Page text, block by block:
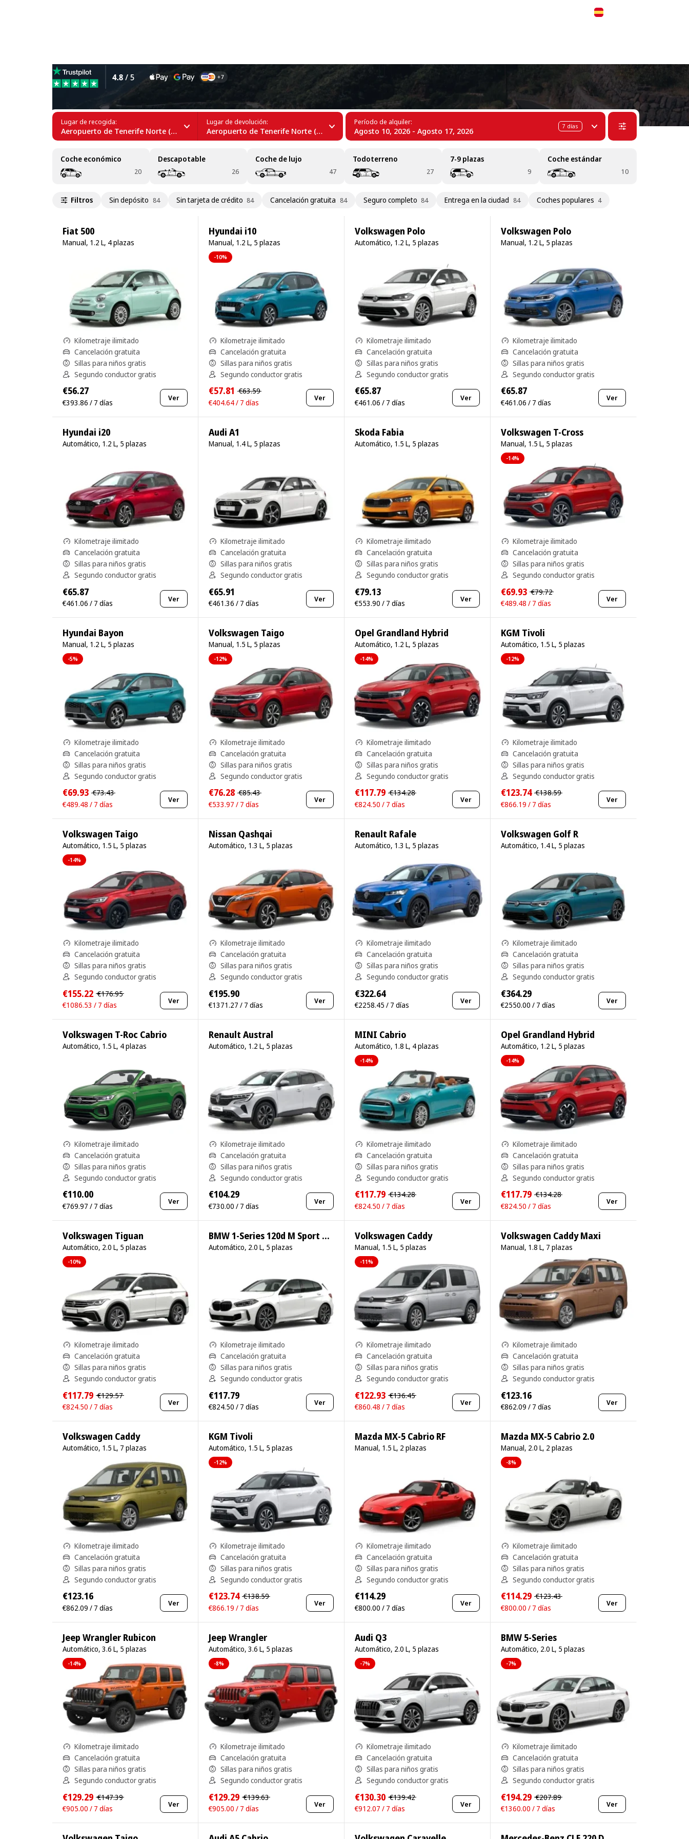
Lugar de recogida:
Aeropuerto de Tenerife Norte (TFN)
Lugar de devolución:
Aeropuerto de Tenerife Norte (TFN)
Período de alquiler:
Agosto 10, 2026 - Agosto 17, 2026 7 días
Coche económico
20
Descapotable
26
Coche de lujo
47
Todoterreno
27
7-9 plazas
9
Coche estándar
10
Filtros Sin depósito 84 Sin tarjeta de crédito 84 Cancelación gratuita 84 Seguro completo 84 Entrega en la ciudad 84 Coches populares 4
Fiat 500
Manual, 1.2 L, 4 plazas
Kilometraje ilimitado
Cancelación gratuita
Sillas para niños gratis
Segundo conductor gratis
€56.27
€393.86 / 7 días Ver
Hyundai i10
Manual, 1.2 L, 5 plazas
-10%
Kilometraje ilimitado
Cancelación gratuita
Sillas para niños gratis
Segundo conductor gratis
€57.81 €63.59
€404.64 / 7 días
Ver
Volkswagen Polo
Automático, 1.2 L, 5 plazas
Kilometraje ilimitado
Cancelación gratuita
Sillas para niños gratis
Segundo conductor gratis
€65.87
€461.06 / 7 días Ver
Volkswagen Polo
Manual, 1.2 L, 5 plazas
Kilometraje ilimitado
Cancelación gratuita
Sillas para niños gratis
Segundo conductor gratis
€65.87
€461.06 / 7 días Ver
Hyundai i20
Automático, 1.2 L, 5 plazas
Kilometraje ilimitado
Cancelación gratuita
Sillas para niños gratis
Segundo conductor gratis
€65.87
€461.06 / 7 días Ver
Audi A1
Manual, 1.4 L, 5 plazas
Kilometraje ilimitado
Cancelación gratuita
Sillas para niños gratis
Segundo conductor gratis
€65.91
€461.36 / 7 días Ver
Skoda Fabia
Automático, 1.5 L, 5 plazas
Kilometraje ilimitado
Cancelación gratuita
Sillas para niños gratis
Segundo conductor gratis
€79.13
€553.90 / 7 días Ver
Volkswagen T-Cross
Manual, 1.5 L, 5 plazas
-14%
Kilometraje ilimitado
Cancelación gratuita
Sillas para niños gratis
Segundo conductor gratis
€69.93 €79.72
€489.48 / 7 días
Ver
Hyundai Bayon
Manual, 1.2 L, 5 plazas
-5%
Kilometraje ilimitado
Cancelación gratuita
Sillas para niños gratis
Segundo conductor gratis
€69.93 €73.43
€489.48 / 7 días
Ver
Volkswagen Taigo
Manual, 1.5 L, 5 plazas
-12%
Kilometraje ilimitado
Cancelación gratuita
Sillas para niños gratis
Segundo conductor gratis
€76.28 €85.43
€533.97 / 7 días
Ver
Opel Grandland Hybrid
Automático, 1.2 L, 5 plazas
-14%
Kilometraje ilimitado
Cancelación gratuita
Sillas para niños gratis
Segundo conductor gratis
€117.79 €134.28
€824.50 / 7 días
Ver
KGM Tivoli
Automático, 1.5 L, 5 plazas
-12%
Kilometraje ilimitado
Cancelación gratuita
Sillas para niños gratis
Segundo conductor gratis
€123.74 €138.59
€866.19 / 7 días
Ver
Volkswagen Taigo
Automático, 1.5 L, 5 plazas
-14%
Kilometraje ilimitado
Cancelación gratuita
Sillas para niños gratis
Segundo conductor gratis
€155.22 €176.95
€1086.53 / 7 días
Ver
Nissan Qashqai
Automático, 1.3 L, 5 plazas
Kilometraje ilimitado
Cancelación gratuita
Sillas para niños gratis
Segundo conductor gratis
€195.90
€1371.27 / 7 días Ver
Renault Rafale
Automático, 1.3 L, 5 plazas
Kilometraje ilimitado
Cancelación gratuita
Sillas para niños gratis
Segundo conductor gratis
€322.64
€2258.45 / 7 días Ver
Volkswagen Golf R
Automático, 1.4 L, 5 plazas
Kilometraje ilimitado
Cancelación gratuita
Sillas para niños gratis
Segundo conductor gratis
€364.29
€2550.00 / 7 días Ver
Volkswagen T-Roc Cabrio
Automático, 1.5 L, 4 plazas
Kilometraje ilimitado
Cancelación gratuita
Sillas para niños gratis
Segundo conductor gratis
€110.00
€769.97 / 7 días Ver
Renault Austral
Automático, 1.2 L, 5 plazas
Kilometraje ilimitado
Cancelación gratuita
Sillas para niños gratis
Segundo conductor gratis
€104.29
€730.00 / 7 días Ver
MINI Cabrio
Automático, 1.8 L, 4 plazas
-14%
Kilometraje ilimitado
Cancelación gratuita
Sillas para niños gratis
Segundo conductor gratis
€117.79 €134.28
€824.50 / 7 días
Ver
Opel Grandland Hybrid
Automático, 1.2 L, 5 plazas
-14%
Kilometraje ilimitado
Cancelación gratuita
Sillas para niños gratis
Segundo conductor gratis
€117.79 €134.28
€824.50 / 7 días
Ver
Volkswagen Tiguan
Automático, 2.0 L, 5 plazas
-10%
Kilometraje ilimitado
Cancelación gratuita
Sillas para niños gratis
Segundo conductor gratis
€117.79 €129.57
€824.50 / 7 días
Ver
BMW 1-Series 120d M Sport Pro
Automático, 2.0 L, 5 plazas
Kilometraje ilimitado
Cancelación gratuita
Sillas para niños gratis
Segundo conductor gratis
€117.79
€824.50 / 7 días Ver
Volkswagen Caddy
Manual, 1.5 L, 5 plazas
-11%
Kilometraje ilimitado
Cancelación gratuita
Sillas para niños gratis
Segundo conductor gratis
€122.93 €136.45
€860.48 / 7 días
Ver
Volkswagen Caddy Maxi
Manual, 1.8 L, 7 plazas
Kilometraje ilimitado
Cancelación gratuita
Sillas para niños gratis
Segundo conductor gratis
€123.16
€862.09 / 7 días Ver
Volkswagen Caddy
Automático, 1.5 L, 7 plazas
Kilometraje ilimitado
Cancelación gratuita
Sillas para niños gratis
Segundo conductor gratis
€123.16
€862.09 / 7 días Ver
KGM Tivoli
Automático, 1.5 L, 5 plazas
-12%
Kilometraje ilimitado
Cancelación gratuita
Sillas para niños gratis
Segundo conductor gratis
€123.74 €138.59
€866.19 / 7 días
Ver
Mazda MX-5 Cabrio RF
Manual, 1.5 L, 2 plazas
Kilometraje ilimitado
Cancelación gratuita
Sillas para niños gratis
Segundo conductor gratis
€114.29
€800.00 / 7 días Ver
Mazda MX-5 Cabrio 2.0
Manual, 2.0 L, 2 plazas
-8%
Kilometraje ilimitado
Cancelación gratuita
Sillas para niños gratis
Segundo conductor gratis
€114.29 €123.43
€800.00 / 7 días
Ver
Jeep Wrangler Rubicon
Automático, 3.6 L, 5 plazas
-14%
Kilometraje ilimitado
Cancelación gratuita
Sillas para niños gratis
Segundo conductor gratis
€129.29 €147.39
€905.00 / 7 días
Ver
Jeep Wrangler
Automático, 3.6 L, 5 plazas
-8%
Kilometraje ilimitado
Cancelación gratuita
Sillas para niños gratis
Segundo conductor gratis
€129.29 €139.63
€905.00 / 7 días
Ver
Audi Q3
Automático, 2.0 L, 5 plazas
-7%
Kilometraje ilimitado
Cancelación gratuita
Sillas para niños gratis
Segundo conductor gratis
€130.30 €139.42
€912.07 / 7 días
Ver
BMW 5-Series
Automático, 2.0 L, 5 plazas
-7%
Kilometraje ilimitado
Cancelación gratuita
Sillas para niños gratis
Segundo conductor gratis
€194.29 €207.89
€1360.00 / 7 días
Ver